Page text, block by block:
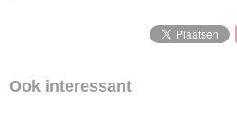
Ook interessant